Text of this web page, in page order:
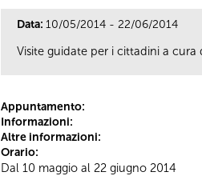
Data: 10/05/2014 - 22/06/2014
Visite guidate per i cittadini a
Appuntamento:
Informazioni:
Altre informazioni:
Orario:
Dal 10 maggio al 22 giugno 2014